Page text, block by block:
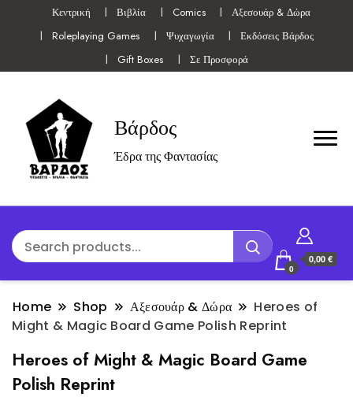
Κεντρική Βιβλία Comics
Αξεσουάρ & Δώρα
Roleplaying Games
Ψυχαγωγία
Εκδόσεις Βάρδος
Gift Boxes
Σε Προσφορά
Βάρδος
Έδρα της Φαντασίας
0
0,00 €
Home Shop Αξεσουάρ & Δώρα
Heroes of
Might & Magic Board Game Polish Reprint
Heroes of Might & Magic Board Game
Polish Reprint